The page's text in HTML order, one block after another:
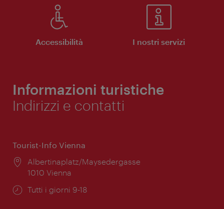
Accessibilità I nostri servizi
Informazioni turistiche
Indirizzi e contatti
Tourist-Info Vienna
Posizione:
Albertinaplatz/Maysedergasse
1010 Vienna
Orari
Tutti i giorni 9-18